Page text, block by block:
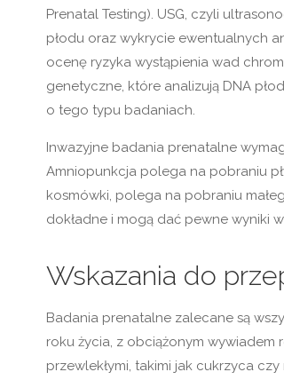
Prenatal Testing). USG, czyli
płodu oraz wykrycie ewentualnych
ocenę ryzyka wystąpienia wad
genetyczne, które analizują DNA
o tego typu badaniach.
Inwazyjne badania prenatalne
Amniopunkcja polega na pobraniu
kosmówki, polega na pobraniu
dokładne i mogą dać pewne wyniki
Wskazania do
Badania prenatalne zalecane są
roku życia, z obciążonym wywiadem
przewlekłymi, takimi jak cukrzyca